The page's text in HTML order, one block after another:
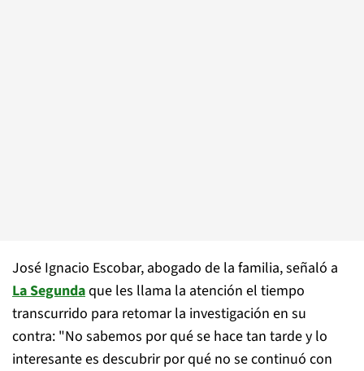
José Ignacio Escobar, abogado de la familia, señaló a
La Segundaque les llama la atención el tiempo
transcurrido para retomar la investigación en su
contra: "No sabemos por qué se hace tan tarde y lo
interesante es descubrir por qué no se continuó con